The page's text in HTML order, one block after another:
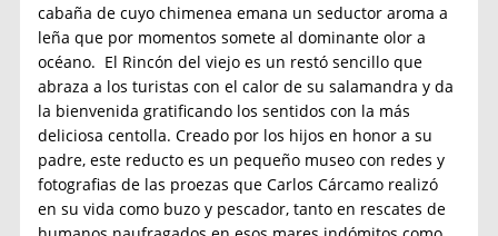
cabaña de cuyo chimenea emana un seductor aroma a
leña que por momentos somete al dominante olor a
océano. El Rincón del viejo es un restó sencillo que
abraza a los turistas con el calor de su salamandra y da
la bienvenida gratificando los sentidos con la más
deliciosa centolla. Creado por los hijos en honor a su
padre, este reducto es un pequeño museo con redes y
fotografias de las proezas que Carlos Cárcamo realizó
en su vida como buzo y pescador, tanto en rescates de